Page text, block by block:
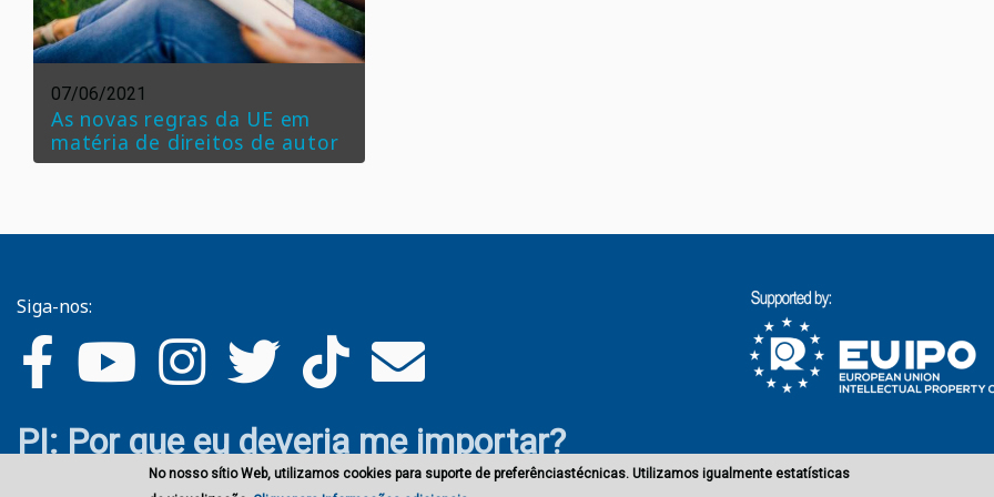
07/06/2021
As novas regras da UE em
matéria de direitos de autor
Siga-nos:
PI: Por que eu deveria me importar?
No nosso sítio Web, utilizamos cookies para suporte de preferênciastécnicas. Utilizamos igualmente estatísticas